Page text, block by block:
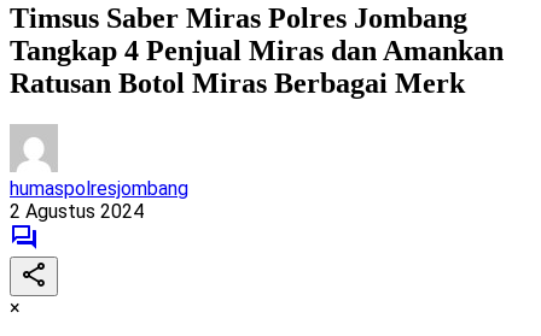
Timsus Saber Miras Polres Jombang
Tangkap 4 Penjual Miras dan Amankan
Ratusan Botol Miras Berbagai Merk
humaspolresjombang
2 Agustus 2024
×